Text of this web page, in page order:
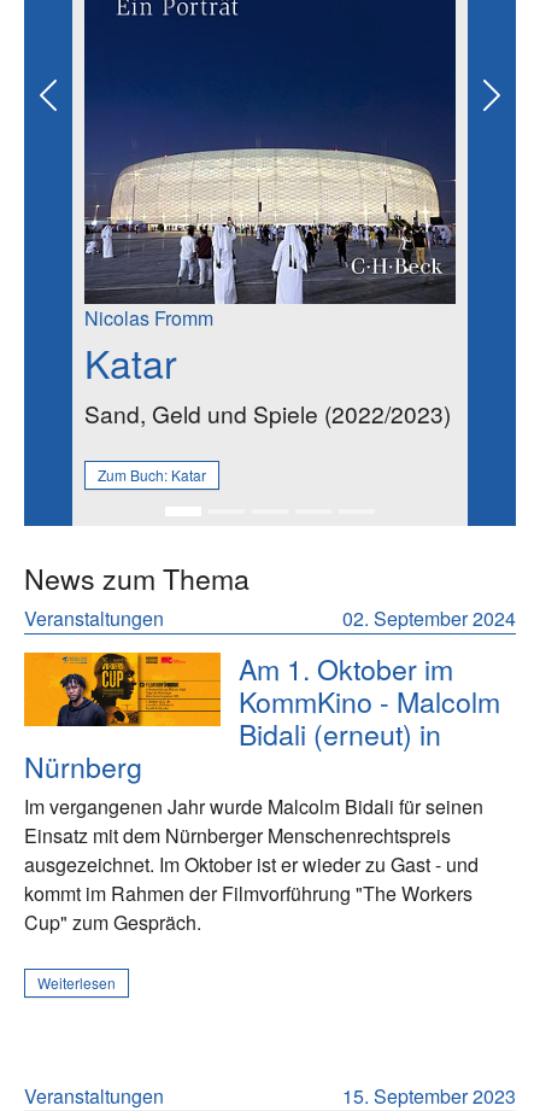
Nicolas Fromm
Katar
Sand, Geld und Spiele (2022/2023)
Zum Buch: Katar
Previous Next
News zum Thema
02. September 2024
Veranstaltungen
Am 1. Oktober im
KommKino - Malcolm
Bidali (erneut) in
Nürnberg
Im vergangenen Jahr wurde Malcolm Bidali für seinen
Einsatz mit dem Nürnberger Menschenrechtspreis
ausgezeichnet. Im Oktober ist er wieder zu Gast - und
kommt im Rahmen der Filmvorführung "The Workers
Cup" zum Gespräch.
Weiterlesen
15. September 2023
Veranstaltungen